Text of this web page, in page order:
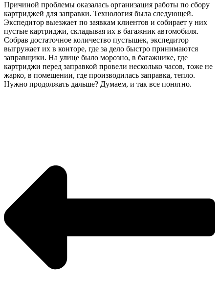
Причиной проблемы оказалась организация работы по сбору
картриджей для заправки. Технология была следующей.
Экспедитор выезжает по заявкам клиентов и собирает у них
пустые картриджи, складывая их в багажник автомобиля.
Собрав достаточное количество пустышек, экспедитор
выгружает их в конторе, где за дело быстро принимаются
заправщики. На улице было морозно, в багажнике, где
картриджи перед заправкой провели несколько часов, тоже не
жарко, в помещении, где производилась заправка, тепло.
Нужно продолжать дальше? Думаем, и так все понятно.